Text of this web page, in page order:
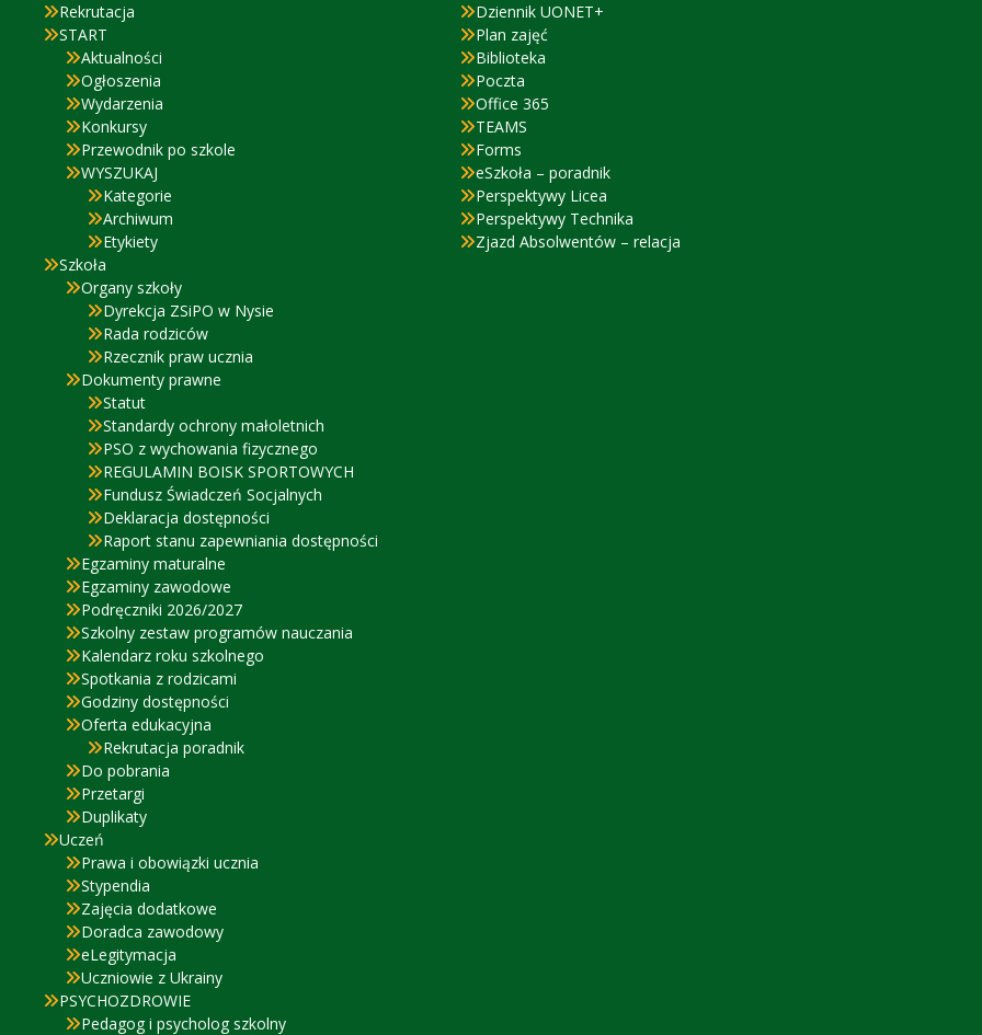
Rekrutacja
START
Aktualności
Ogłoszenia
Wydarzenia
Konkursy
Przewodnik po szkole
WYSZUKAJ
Kategorie
Archiwum
Etykiety
Szkoła
Organy szkoły
Dyrekcja ZSiPO w Nysie
Rada rodziców
Rzecznik praw ucznia
Dokumenty prawne
Statut
Standardy ochrony małoletnich
PSO z wychowania fizycznego
REGULAMIN BOISK SPORTOWYCH
Fundusz Świadczeń Socjalnych
Deklaracja dostępności
Raport stanu zapewniania dostępności
Egzaminy maturalne
Egzaminy zawodowe
Podręczniki 2026/2027
Szkolny zestaw programów nauczania
Kalendarz roku szkolnego
Spotkania z rodzicami
Godziny dostępności
Oferta edukacyjna
Rekrutacja poradnik
Do pobrania
Przetargi
Duplikaty
Uczeń
Prawa i obowiązki ucznia
Stypendia
Zajęcia dodatkowe
Doradca zawodowy
eLegitymacja
Uczniowie z Ukrainy
PSYCHOZDROWIE
Pedagog i psycholog szkolny
Dziennik UONET+
Plan zajęć
Biblioteka
Poczta
Office 365
TEAMS
Forms
eSzkoła – poradnik
Perspektywy Licea
Perspektywy Technika
Zjazd Absolwentów – relacja